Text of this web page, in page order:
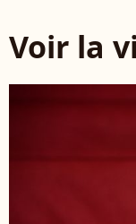
Voir la